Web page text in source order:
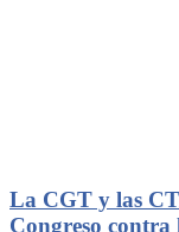
La CGT y las
Congreso